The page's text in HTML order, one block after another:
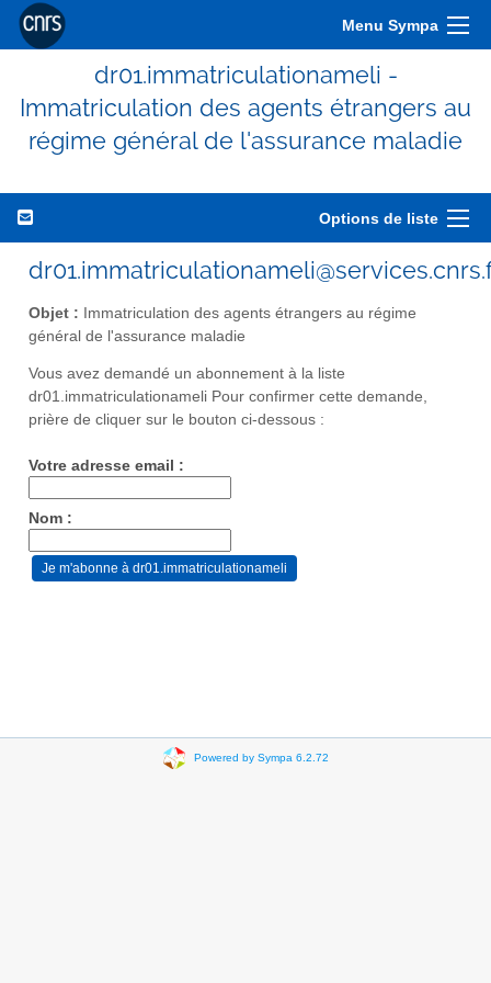
Menu Sympa
dr01.immatriculationameli -
Immatriculation des agents étrangers au
régime général de l'assurance maladie
Options de liste
Objet : Immatriculation des agents étrangers au régime
général de l'assurance maladie
Vous avez demandé un abonnement à la liste
dr01.immatriculationameli Pour confirmer cette demande,
prière de cliquer sur le bouton ci-dessous :
Votre adresse email :
Nom :
Powered by Sympa 6.2.72